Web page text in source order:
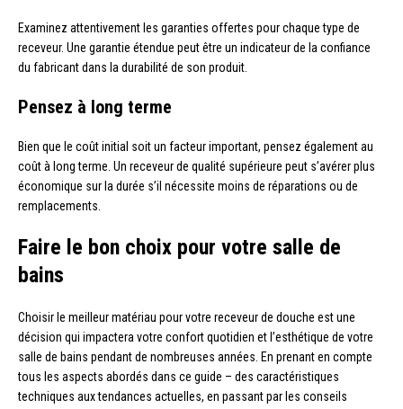
Examinez attentivement les garanties offertes pour chaque type de
receveur. Une garantie étendue peut être un indicateur de la confiance
du fabricant dans la durabilité de son produit.
Pensez à long terme
Bien que le coût initial soit un facteur important, pensez également au
coût à long terme. Un receveur de qualité supérieure peut s’avérer plus
économique sur la durée s’il nécessite moins de réparations ou de
remplacements.
Faire le bon choix pour votre salle de
bains
Choisir le meilleur matériau pour votre receveur de douche est une
décision qui impactera votre confort quotidien et l’esthétique de votre
salle de bains pendant de nombreuses années. En prenant en compte
tous les aspects abordés dans ce guide – des caractéristiques
techniques aux tendances actuelles, en passant par les conseils